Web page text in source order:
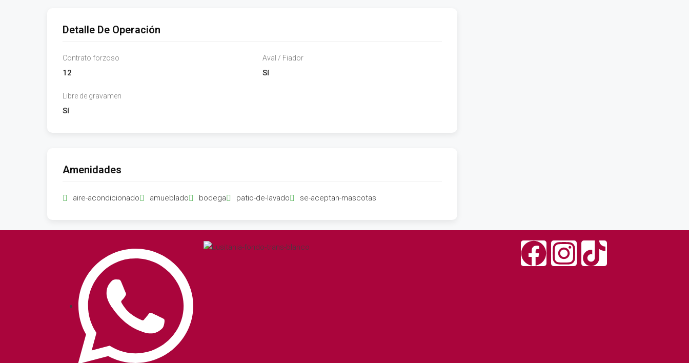
Detalle De Operación
Contrato forzoso
12
Aval / Fiador
Sí
Libre de gravamen
Sí
Amenidades
aire-acondicionado amueblado bodega patio-de-lavado se-aceptan-mascotas